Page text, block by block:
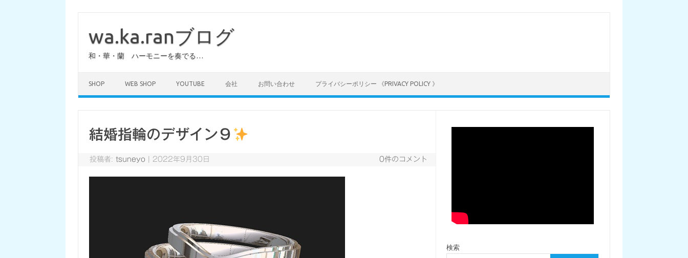
wa.ka.ranブログ
和・華・蘭 ハーモニーを奏でる…
SHOP WEB SHOP YOUTUBE 会社 お問い合わせ プライバシーポリシー 《PRIVACY POLICY 》
結婚指輪のデザイン９
投稿者:tsuneyo 2022年9月30日 0件のコメント
検索